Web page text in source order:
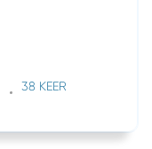
38 KEER